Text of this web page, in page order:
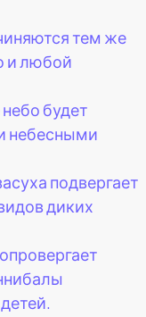
тем же
и любой
будет
небесными
подвергает
диких